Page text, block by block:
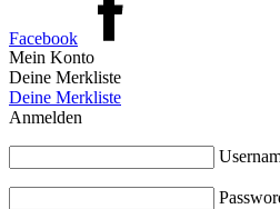
Facebook
Mein Konto
Deine Merkliste
Deine Merkliste
Anmelden